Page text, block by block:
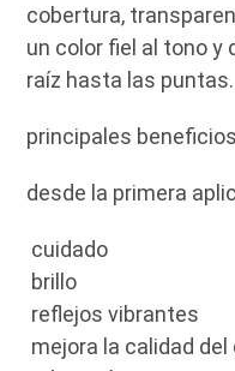
cobertura,
un color fiel al tono y
raíz hasta las puntas.
principales beneficios
desde la primera
cuidado
brillo
reflejos vibrantes
mejora la calidad